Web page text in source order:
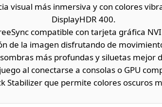
visual más inmersiva y con colores
DisplayHDR 400.
compatible con tarjeta gráfica
de la imagen disfrutando de
más profundas y siluetas mejor
al conectarse a consolas o GPU
Stabilizer que permite colores oscuros